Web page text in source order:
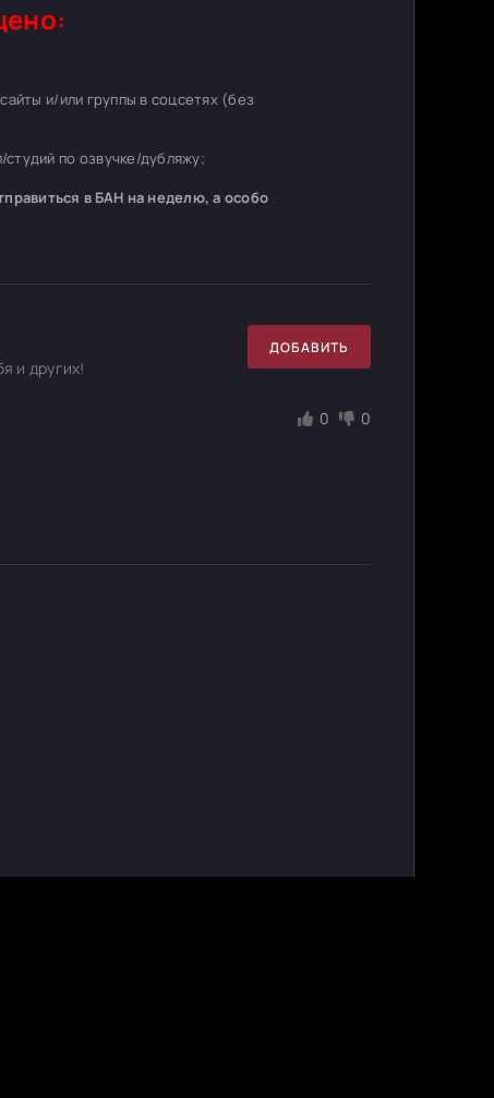
и/или группы в соцсетях (без
по озвучке/дубляжу;
в БАН на неделю, а особо
и других!
ДОБАВИТЬ
0 0